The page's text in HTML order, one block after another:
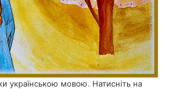
українською мовою. Натисніть на